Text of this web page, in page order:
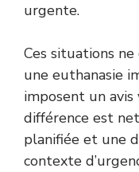
urgente.
Ces situations
une euthanasie
imposent un avis
différence est
planifiée et une
contexte